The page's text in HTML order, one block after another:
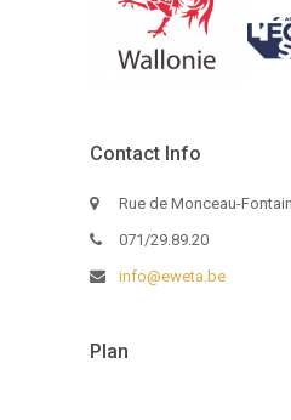
Contact Info
Rue de Monceau-
071/29.89.20
info@eweta.be
Plan